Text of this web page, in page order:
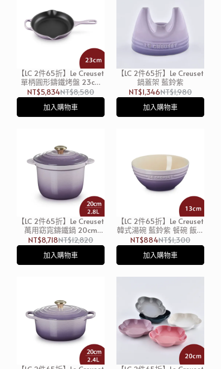
【LC 2件65折】Le Creuset
單柄圓形鑄鐵烤盤 23cm
藍鈴紫 煎盤 烤肉盤 牛排烤
盤 (電磁爐 IH爐可用)
NT$5,834NT$8,580
加入購物車
【LC 2件65折】Le Creuset
鍋蓋架 藍鈴紫
NT$1,346NT$1,980
加入購物車
【LC 2件65折】Le Creuset
萬用窈窕鑄鐵鍋 20cm
2.8L 藍鈴紫 淡金頭 湯鍋
燉鍋 (電磁爐 IH爐可用)
NT$8,718NT$12,820
加入購物車
【LC 2件65折】Le Creuset
韓式湯碗 藍鈴紫 餐碗 飯碗
碗公
NT$884NT$1,300
加入購物車